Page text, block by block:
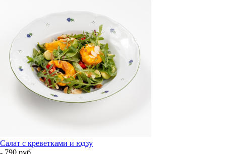
Салат с креветками и юдзу
- 790 руб.